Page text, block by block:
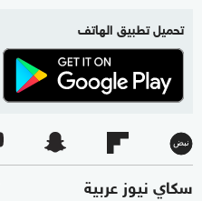
تحميل تطبيق الهاتف
سكاي نيوز عربية